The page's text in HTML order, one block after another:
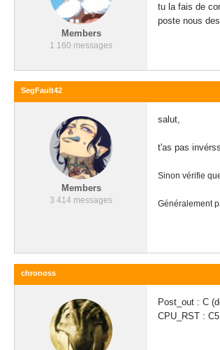
Members
1 160 messages
tu la fais de
poste nous
SegFault42
Members
3 414 messages
salut,
t'as pas
Sinon vérifie
Généralement
chronoss
Post_out : C
CPU_RST :